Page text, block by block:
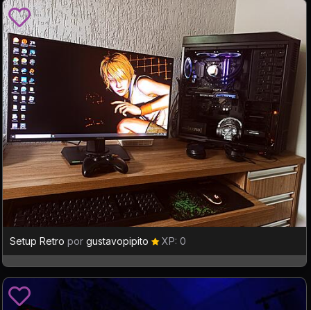
Setup Retro por gustavopipito XP: 0